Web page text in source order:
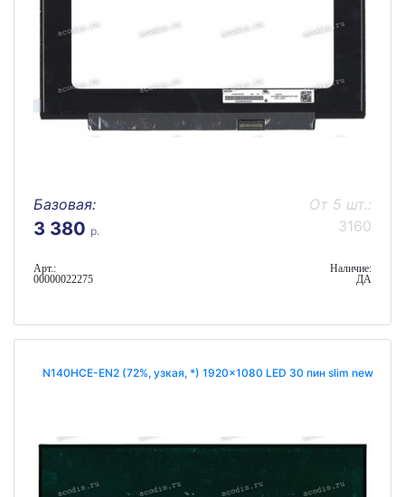
Базовая:
3 380 р.
От 5 шт.:
3160
Арт.:
00000022275
Наличие:
ДА
N140HCE-EN2 (72%, узкая, *) 1920x1080 LED 30 пин slim new